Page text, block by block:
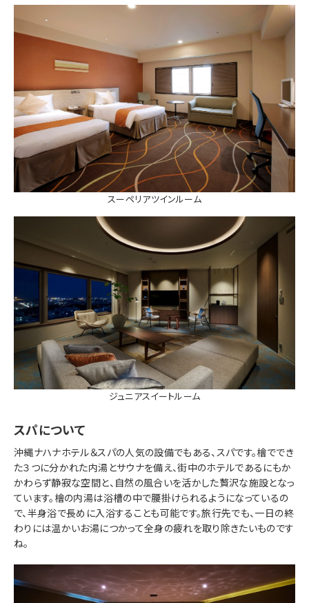
スーペリアツインルーム
ジュニアスイートルーム
スパについて
沖縄ナハナホテル＆スパの人気の設備でもある、スパです。檜ででき
た３つに分かれた内湯とサウナを備え、街中のホテルであるにもか
かわらず静寂な空間と、自然の風合いを活かした贅沢な施設となっ
ています。檜の内湯は浴槽の中で腰掛けられるようになっているの
で、半身浴で長めに入浴することも可能です。旅行先でも、一日の終
わりには温かいお湯につかって全身の疲れを取り除きたいものです
ね。